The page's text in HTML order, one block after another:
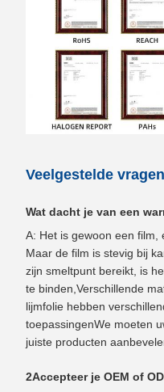
Veelgestelde vragen
Wat dacht je van een
A: Het is gewoon een film,
Maar de film is stevig bij
zijn smeltpunt bereikt, is
te binden,Verschillende
lijmfolie hebben
toepassingenWe moeten
juiste producten
2Accepteer je OEM of